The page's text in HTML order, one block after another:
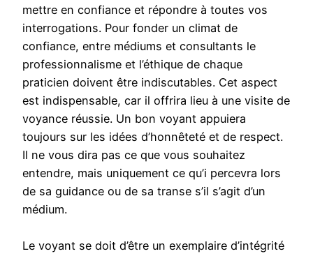
mettre en confiance et répondre à toutes vos
interrogations. Pour fonder un climat de
confiance, entre médiums et consultants le
professionnalisme et l’éthique de chaque
praticien doivent être indiscutables. Cet aspect
est indispensable, car il offrira lieu à une visite de
voyance réussie. Un bon voyant appuiera
toujours sur les idées d’honnêteté et de respect.
Il ne vous dira pas ce que vous souhaitez
entendre, mais uniquement ce qu’i percevra lors
de sa guidance ou de sa transe s’il s’agit d’un
médium.
Le voyant se doit d’être un exemplaire d’intégrité